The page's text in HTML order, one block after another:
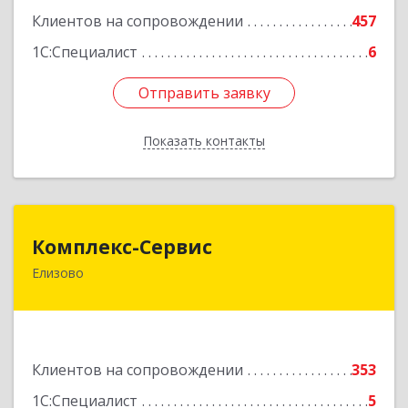
Клиентов на сопровождении
457
1С:Специалист
6
Отправить заявку
Показать контакты
Подробнее
Отправить заявку
Назад
Комплекс-Сервис
Елизово
Клиентов на сопровождении
353
1С:Специалист
5
684000, Камчатский край, Елизовский р-н,